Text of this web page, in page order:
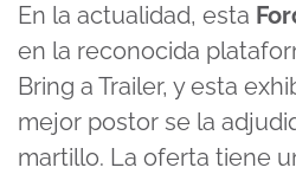
En la actualidad, esta
en la reconocida
Bring a Trailer, y esta
mejor postor se la
martillo. La oferta tiene